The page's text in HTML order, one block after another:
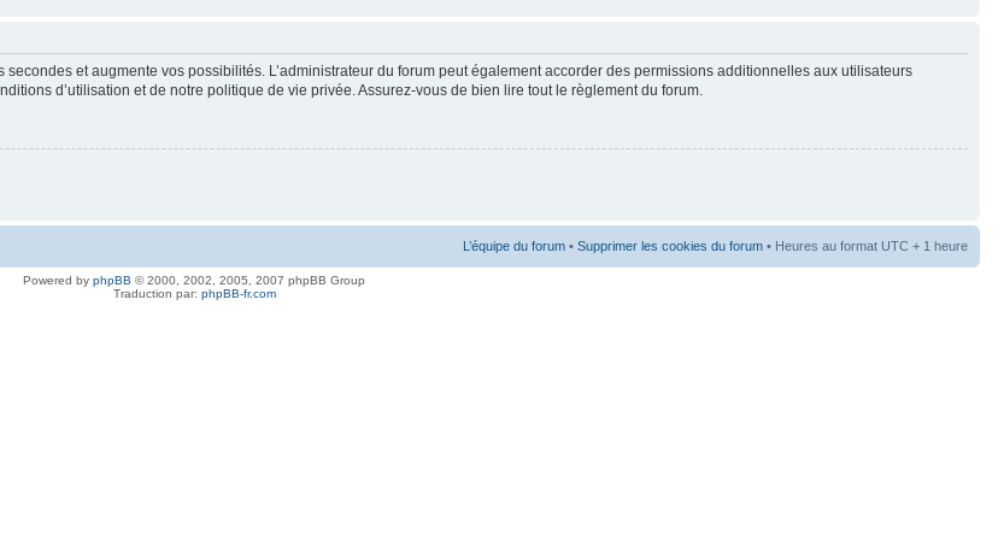
et augmente vos possibilités. L’administrateur du forum peut également accorder des permissions additionnelles aux utilisateurs
d’utilisation et de notre politique de vie privée. Assurez-vous de bien lire tout le règlement du forum.
L’équipe du forum • Supprimer les cookies du forum • Heures au format UTC + 1 heure
Powered by phpBB © 2000, 2002, 2005, 2007 phpBB Group
Traduction par: phpBB-fr.com